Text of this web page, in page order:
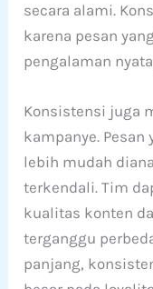
secara alami.
karena pesan
pengalaman
Konsistensi juga
kampanye.
lebih mudah
terkendali. Tim
kualitas konten
terganggu
panjang,